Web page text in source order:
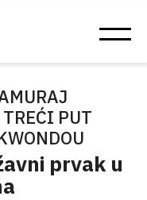
PUT
prvak u